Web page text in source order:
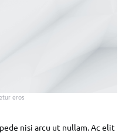
eros
nisi arcu ut nullam. Ac elit